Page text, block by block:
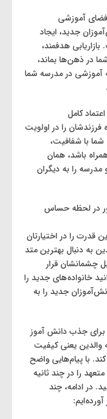
فضای آموزشی
جدید، ایجاد
هدفمند،
در ذهن‌ها بماند،
آموزشی در مدرسه شما
کامل
فرزندشان را در اولویت
با شفافیت،
باشد، همان
را به دیگران
در لحظه حساس
قدرت را در اختیارتان
به دنبال بهترین متد
چشمانشان قرار
خانواده‌های جدید را
جدید را به
برای جذب دانش آموز
والدین یعنی کیفیت
با پیام‌هایی واضح
را در چند ثانیه
در ادامه، چند
آورده‌ایم: